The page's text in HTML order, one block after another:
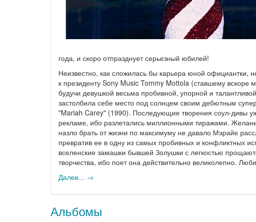
года, и скоро отпразднует серьезный юбилей!
Неизвестно, как сложилась бы карьера юной официантки,
к президенту Sony Music Tommy Mottola (ставшему вскоре
будучи девушкой весьма пробивной, упорной и
застолбила себе место под солнцем своим дебютным
"Mariah Carey" (1990). Последующие творения соул-дивы
рекламе, ибо разлетались миллионными тиражами.
назло брать от жизни по максимуму не давало Мэрайе
превратив ее в одну из самых пробивных и конфликтных
вселенские замашки бывшей Золушки с легкостью
творчества, ибо поет она действительно великолепно.
Далее... →
Альбомы